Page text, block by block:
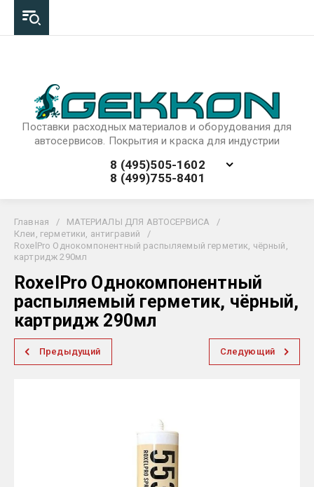
Поставки расходных материалов и оборудования для
автосервисов. Покрытия и краска для индустрии
8 (495)505-1602
8 (499)755-8401
Главная / МАТЕРИАЛЫ ДЛЯ АВТОСЕРВИСА
/
Клеи, герметики, антигравий
/
RoxelPro Однокомпонентный распыляемый герметик, чёрный,
картридж 290мл
RoxelPro Однокомпонентный
распыляемый герметик, чёрный,
картридж 290мл
Предыдущий Следующий